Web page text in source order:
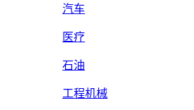
汽车
医疗
石油
工程机械